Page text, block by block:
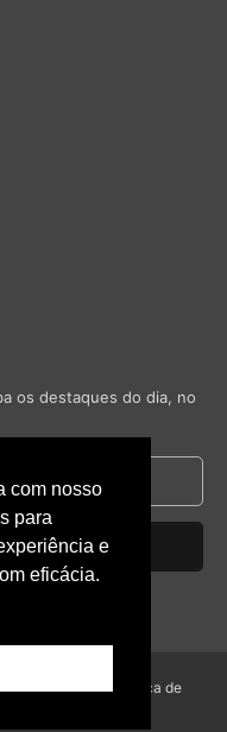
os destaques do dia, no
reservados -Politica de
com nosso
para
e
eficácia.